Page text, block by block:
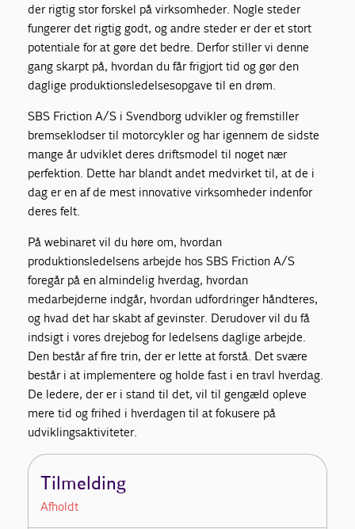
der rigtig stor forskel på virksomheder. Nogle steder
fungerer det rigtig godt, og andre steder er der et stort
potentiale for at gøre det bedre. Derfor stiller vi denne
gang skarpt på, hvordan du får frigjort tid og gør den
daglige produktionsledelsesopgave til en drøm.
SBS Friction A/S i Svendborg udvikler og fremstiller
bremseklodser til motorcykler og har igennem de sidste
mange år udviklet deres driftsmodel til noget nær
perfektion. Dette har blandt andet medvirket til, at de i
dag er en af de mest innovative virksomheder indenfor
deres felt.
På webinaret vil du høre om, hvordan
produktionsledelsens arbejde hos SBS Friction A/S
foregår på en almindelig hverdag, hvordan
medarbejderne indgår, hvordan udfordringer håndteres,
og hvad det har skabt af gevinster. Derudover vil du få
indsigt i vores drejebog for ledelsens daglige arbejde.
Den består af fire trin, der er lette at forstå. Det svære
består i at implementere og holde fast i en travl hverdag.
De ledere, der er i stand til det, vil til gengæld opleve
mere tid og frihed i hverdagen til at fokusere på
udviklingsaktiviteter.
Tilmelding
Afholdt